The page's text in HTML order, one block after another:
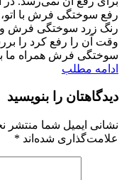
رفع سوختگی فرش با
رنگ زرد سوختگی فرش و
وقت آن را رفع کرد را
سوختگی فرش همراه ما
ادامه مطلب
دیدگاهتان را بنویسید
نشانی ایمیل شما منتشر
علامت‌گذاری شده‌اند *